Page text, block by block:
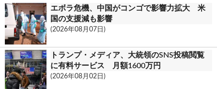
.
エボラ危機、中国がコンゴで影響力拡大 米
国の支援減も影響
(2026年08月07日)
トランプ・メディア、大統領のSNS投稿閲覧
に有料サービス 月額1600万円
(2026年08月02日)